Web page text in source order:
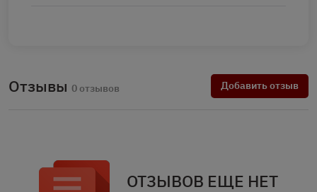
Отзывы 0 отзывов Добавить отзыв
ОТЗЫВОВ ЕЩЕ НЕТ